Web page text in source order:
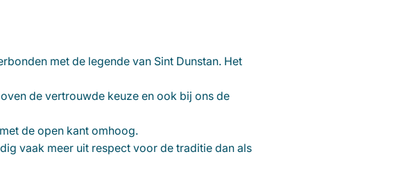
met de legende van Sint Dunstan. Het
de vertrouwde keuze en ook bij ons de
de open kant omhoog.
vaak meer uit respect voor de traditie dan als